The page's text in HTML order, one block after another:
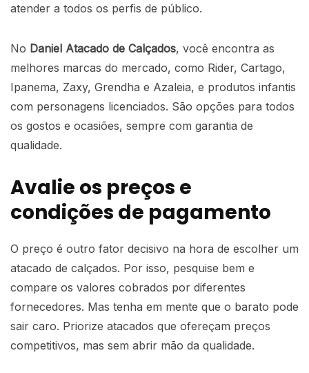
atender a todos os perfis de público.
No Daniel Atacado de Calçados, você encontra as
melhores marcas do mercado, como Rider, Cartago,
Ipanema, Zaxy, Grendha e Azaleia, e produtos infantis
com personagens licenciados. São opções para todos
os gostos e ocasiões, sempre com garantia de
qualidade.
Avalie os preços e
condições de pagamento
O preço é outro fator decisivo na hora de escolher um
atacado de calçados. Por isso, pesquise bem e
compare os valores cobrados por diferentes
fornecedores. Mas tenha em mente que o barato pode
sair caro. Priorize atacados que ofereçam preços
competitivos, mas sem abrir mão da qualidade.